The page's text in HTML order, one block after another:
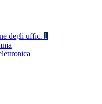
degli uffici 1